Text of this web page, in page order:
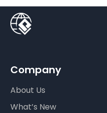
Company
About Us
What’s New